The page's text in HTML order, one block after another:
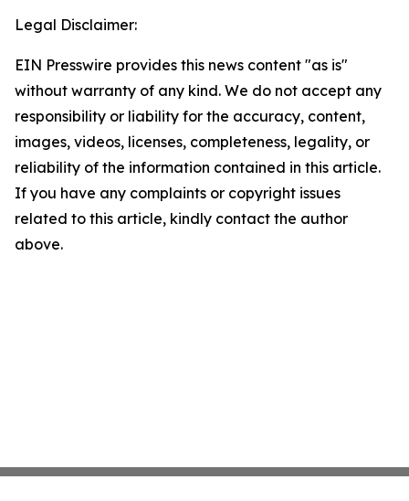
Legal Disclaimer:
EIN Presswire provides this news content "as is"
without warranty of any kind. We do not accept any
responsibility or liability for the accuracy, content,
images, videos, licenses, completeness, legality, or
reliability of the information contained in this article.
If you have any complaints or copyright issues
related to this article, kindly contact the author
above.